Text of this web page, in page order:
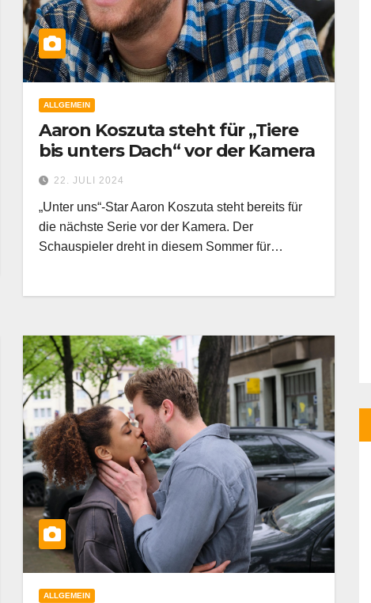
ALLGEMEIN
Aaron Koszuta steht für „Tiere
bis unters Dach“ vor der Kamera
22. JULI 2024
„Unter uns“-Star Aaron Koszuta steht bereits für
die nächste Serie vor der Kamera. Der
Schauspieler dreht in diesem Sommer für…
ALLGEMEIN